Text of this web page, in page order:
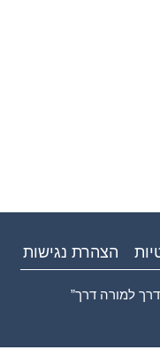
הצהרת נגישות
למורה דרך”